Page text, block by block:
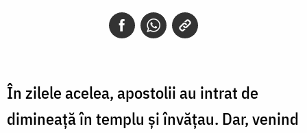
În zilele acelea, apostolii au intrat de
dimineață în templu și învățau. Dar, venind